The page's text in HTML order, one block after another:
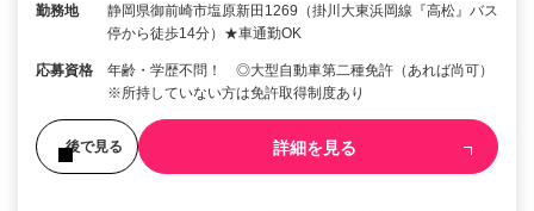
勤務地
静岡県御前崎市塩原新田1269（掛川大東浜岡線『高松』バス
停から徒歩14分）★車通勤OK
応募資格
年齢・学歴不問！ ◎大型自動車第二種免許（あれば尚可）
※所持していない方は免許取得制度あり
後で見る 詳細を見る